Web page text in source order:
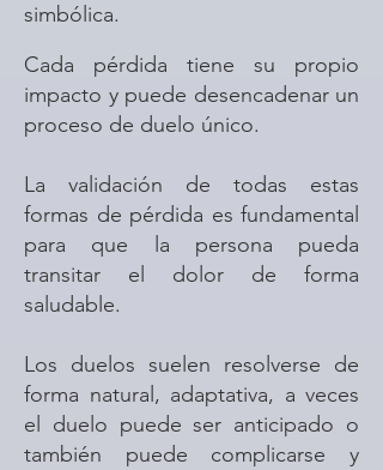
simbólica.
Cada pérdida tiene su propio
impacto y puede desencadenar un
proceso de duelo único.
La validación de todas estas
formas de pérdida es fundamental
para que la persona pueda
transitar el dolor de forma
saludable.
Los duelos suelen resolverse de
forma natural, adaptativa, a veces
el duelo puede ser anticipado o
también puede complicarse y